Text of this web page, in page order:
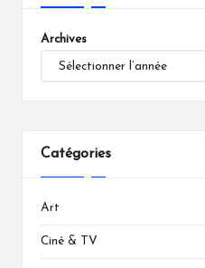
Archives
Catégories
Art
Ciné & TV